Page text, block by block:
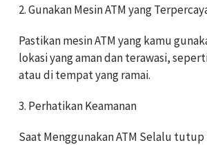
2. Gunakan Mesin ATM yang
Pastikan mesin ATM yang kamu
lokasi yang aman dan terawasi,
atau di tempat yang ramai.
3. Perhatikan Keamanan
Saat Menggunakan ATM Selalu tutup